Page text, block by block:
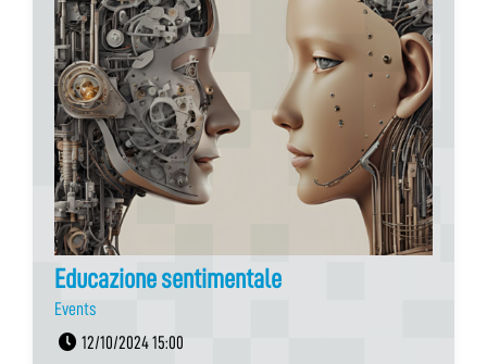
Educazione sentimentale
Events
12/10/2024 15:00